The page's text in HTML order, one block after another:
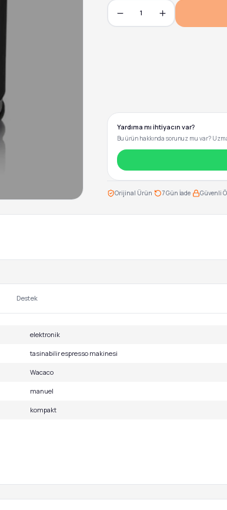
1
Yardıma mı ihtiyacın var?
Bu ürün hakkında sorunuz mu var?
Orijinal Ürün 7 Gün İade Güvenli
Destek
elektronik
tasinabilir espresso makinesi
Wacaco
manuel
kompakt